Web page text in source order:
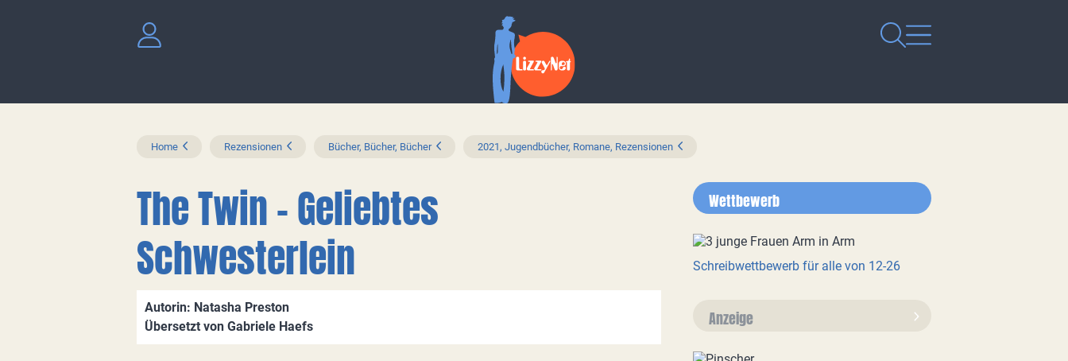
Home Rezensionen Bücher, Bücher, Bücher 2021, Jugendbücher, Romane, Rezensionen
The Twin - Geliebtes
Schwesterlein
Autorin: Natasha Preston
Übersetzt von Gabriele Haefs
Wettbewerb
Schreibwettbewerb für alle von 12-26
Anzeige